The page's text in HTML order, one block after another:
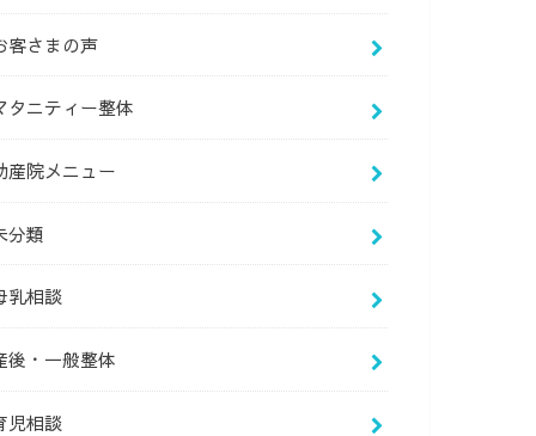
客さまの声
タニティー整体
産院メニュー
分類
乳相談
後・一般整体
児相談